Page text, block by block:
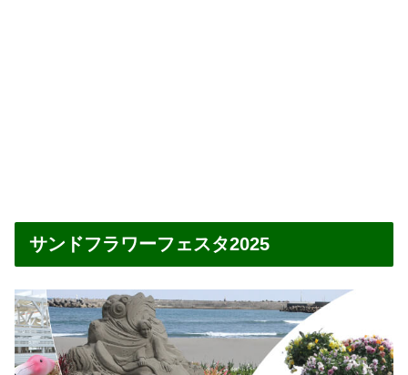
サンドフラワーフェスタ2025